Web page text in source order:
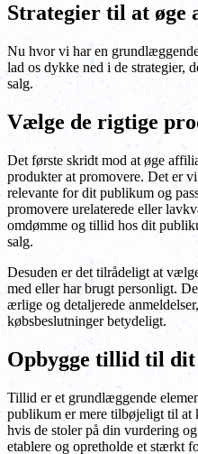
Strategier til at øge
Nu hvor vi har en
lad os dykke ned i de strategier,
salg.
Vælge de rigtige
Det første skridt mod at øge
produkter at promovere. Det er
relevante for dit publikum og
promovere urelaterede eller
omdømme og tillid hos dit
salg.
Desuden er det tilrådeligt at
med eller har brugt personligt.
ærlige og detaljerede
købsbeslutninger betydeligt.
Opbygge tillid til
Tillid er et grundlæggende
publikum er mere tilbøjeligt til at
hvis de stoler på din vurdering
etablere og opretholde et stærkt